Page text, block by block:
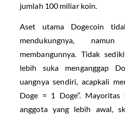
jumlah 100 miliar koin.
Aset utama Dogecoin
mendukungnya,
membangunnya. Tidak
lebih suka menganggap
uangnya sendiri, acapkali
Doge = 1 Doge”. Mayoritas
anggota yang lebih awal,